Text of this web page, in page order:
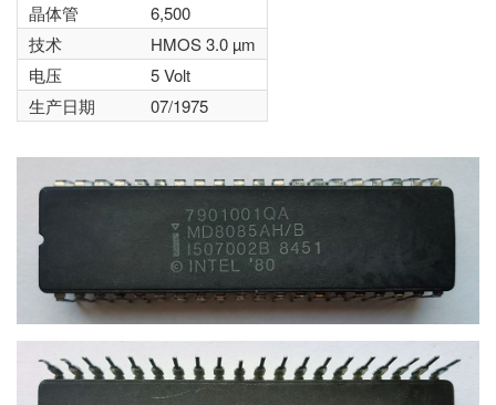
晶体管
6,500
技术
HMOS 3.0 µm
电压
5 Volt
生产日期
07/1975